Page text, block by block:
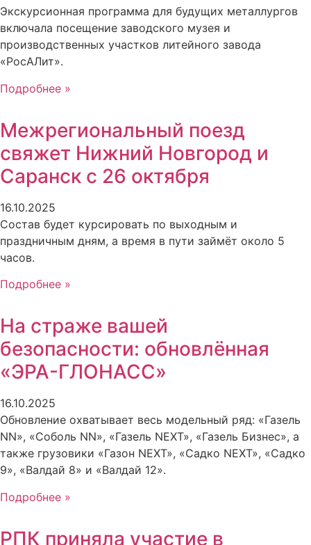
Экскурсионная программа для будущих металлургов
включала посещение заводского музея и
производственных участков литейного завода
«РосАЛит».
Подробнее »
Межрегиональный поезд
свяжет Нижний Новгород и
Саранск с 26 октября
16.10.2025
Состав будет курсировать по выходным и
праздничным дням, а время в пути займёт около 5
часов.
Подробнее »
На страже вашей
безопасности: обновлённая
«ЭРА-ГЛОНАСС»
16.10.2025
Обновление охватывает весь модельный ряд: «Газель
NN», «Соболь NN», «Газель NEXT», «Газель Бизнес», а
также грузовики «Газон NEXT», «Садко NEXT», «Садко
9», «Валдай 8» и «Валдай 12».
Подробнее »
РПК приняла участие в